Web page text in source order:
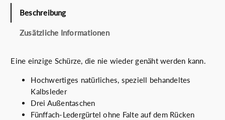
:
8
.
0
€
€
Beschreibung
Zusätzliche Informationen
Eine einzige Schürze, die nie wieder genäht werden kann.
Hochwertiges natürliches, speziell behandeltes
Kalbsleder
Drei Außentaschen
Fünffach-Ledergürtel ohne Falte auf dem Rücken